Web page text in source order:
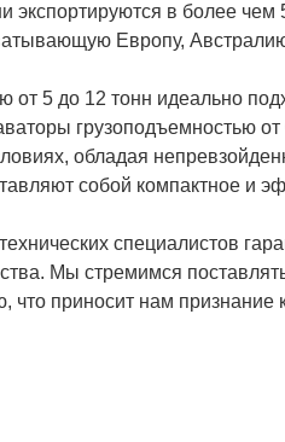
экспортируются в более чем
Европу,
5 до 12 тонн идеально
грузоподъемностью
обладая
собой компактное и
специалистов
Мы стремимся
приносит нам признание